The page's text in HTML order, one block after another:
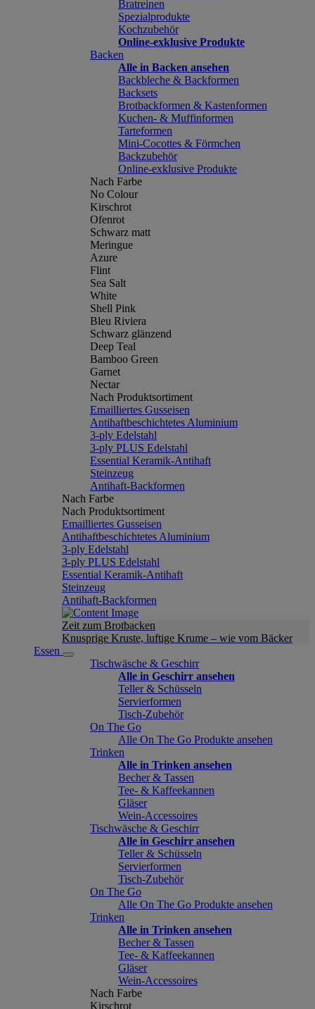
Bratreinen
Spezialprodukte
Kochzubehör
Online-exklusive Produkte
Backen
Alle in Backen ansehen
Backbleche & Backformen
Backsets
Brotbackformen & Kastenformen
Kuchen- & Muffinformen
Tarteformen
Mini-Cocottes & Förmchen
Backzubehör
Online-exklusive Produkte
Nach Farbe
No Colour
Kirschrot
Ofenrot
Schwarz matt
Meringue
Azure
Flint
Sea Salt
White
Shell Pink
Bleu Riviera
Schwarz glänzend
Deep Teal
Bamboo Green
Garnet
Nectar
Nach Produktsortiment
Emailliertes Gusseisen
Antihaftbeschichtetes Aluminium
3-ply Edelstahl
3-ply PLUS Edelstahl
Essential Keramik-Antihaft
Steinzeug
Antihaft-Backformen
Nach Farbe
Nach Produktsortiment
Emailliertes Gusseisen
Antihaftbeschichtetes Aluminium
3-ply Edelstahl
3-ply PLUS Edelstahl
Essential Keramik-Antihaft
Steinzeug
Antihaft-Backformen
Zeit zum Brotbacken
Knusprige Kruste, luftige Krume – wie vom Bäcker
Essen
Tischwäsche & Geschirr
Alle in Geschirr ansehen
Teller & Schüsseln
Servierformen
Tisch-Zubehör
On The Go
Alle On The Go Produkte ansehen
Trinken
Alle in Trinken ansehen
Becher & Tassen
Tee- & Kaffeekannen
Gläser
Wein-Accessoires
Tischwäsche & Geschirr
Alle in Geschirr ansehen
Teller & Schüsseln
Servierformen
Tisch-Zubehör
On The Go
Alle On The Go Produkte ansehen
Trinken
Alle in Trinken ansehen
Becher & Tassen
Tee- & Kaffeekannen
Gläser
Wein-Accessoires
Nach Farbe
Kirschrot